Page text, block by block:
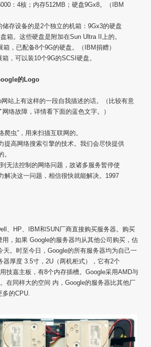
：4核；内存512MB；硬盘9Gx8。（IBM
储存设备的是2个独立的机箱：9Gx3的硬盘
箱。这些硬盘是附加在Sun Ultra II上的。
箱，已配备8个9G的硬盘。（IBM捐赠）
，可以装10个9G的SCSI硬盘。
的Logo
站上有这样的一段自我描述的话。（比较有意
络故障，详情看下面的蓝色文字。）
爬虫”，用来扫描互联网的。
提高网络搜索引擎的技术。我们会尽快提供
。
无法控制的网络问题，故诸多服务暂停使
解决这一问题，相信很快就能解决。1997
、HP、IBM和SUN厂商直接购买服务器。购买
用，如果 Google的服务器均从其他公司购买，估
天。时至今日，Google的所有服务器均为自己一
器厚度 3.5寸，2U（两机柜式），它有2个
技嘉主板，有8个内存插槽。Google采用AMD与
在同样大的空间 内，Google的服务器比其他厂
的CPU.